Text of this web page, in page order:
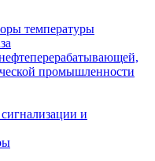
температуры
промышленности
и